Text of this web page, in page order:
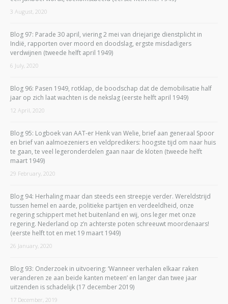
3 August, 2020
Blog 97: Parade 30 april, viering 2 mei van driejarige dienstplicht in
Indië, rapporten over moord en doodslag, ergste misdadigers
verdwijnen (tweede helft april 1949)
6 July, 2020
Blog 96: Pasen 1949, rotklap, de boodschap dat de demobilisatie half
jaar op zich laat wachten is de nekslag (eerste helft april 1949)
12 April, 2020
Blog 95: Logboek van AAT-er Henk van Welie, brief aan generaal Spoor
en brief van aalmoezeniers en veldpredikers: hoogste tijd om naar huis
te gaan, te veel legeronderdelen gaan naar de kloten (tweede helft
maart 1949)
29 February, 2020
Blog 94: Herhaling maar dan steeds een streepje verder. Wereldstrijd
tussen hemel en aarde, politieke partijen en verdeeldheid, onze
regering schippert met het buitenland en wij, ons leger met onze
regering. Nederland op z’n achterste poten schreeuwt moordenaars!
(eerste helft tot en met 19 maart 1949)
26 January, 2020
Blog 93: Onderzoek in uitvoering: ‘Wanneer verhalen elkaar raken
veranderen ze aan beide kanten meteen’ en langer dan twee jaar
uitzenden is schadelijk (17 december 2019)
17 December, 2019